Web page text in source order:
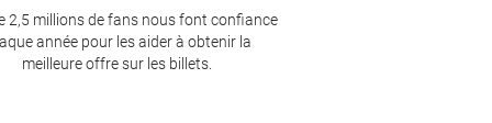
2,5 millions de fans nous font confiance
année pour les aider à obtenir la
meilleure offre sur les billets.